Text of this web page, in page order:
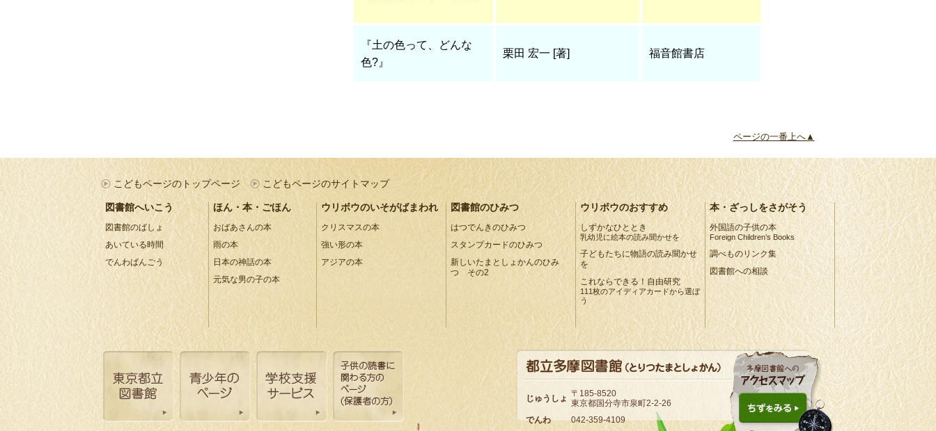
『土の色って、どんな
色?』
栗田 宏一 [著] 福音館書店
ページの一番上へ▲
こどもページのトップページ こどもページのサイトマップ
図書館へいこう
図書館のばしょ
あいている時間
でんわばんごう
ほん・本・ごほん
おばあさんの本
雨の本
日本の神話の本
元気な男の子の本
ウリボウのいそがばまわれ
クリスマスの本
強い形の本
アジアの本
図書館のひみつ
はつでんきのひみつ
スタンプカードのひみつ
新しいたまとしょかんのひみ
つ その2
ウリボウのおすすめ
しずかなひととき
乳幼児に絵本の読み聞かせを
子どもたちに物語の読み聞かせ
を
これならできる！自由研究
111枚のアイディアカードから選ぼ
う
本・ざっしをさがそう
外国語の子供の本
Foreign Children’s Books
調べものリンク集
図書館への相談
じゅうしょ 〒185-8520
東京都国分寺市泉町2-2-26
でんわ
042-359-4109